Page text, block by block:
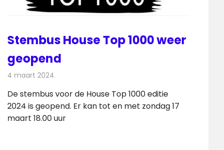
Stembus House Top 1000 weer
geopend
4 maart 2024
De stembus voor de House Top 1000 editie
2024 is geopend. Er kan tot en met zondag 17
maart 18.00 uur